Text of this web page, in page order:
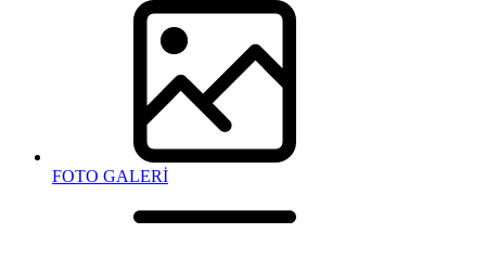
FOTO GALERİ